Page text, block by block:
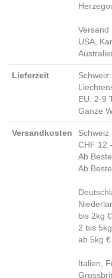
Versand
USA,
Lieferzeit
EU: 2-9
Ganze
Versandkosten
Schweiz
CHF 12.-
Ab
Ab
bis 2kg
2 bis
ab 5kg
Italien,